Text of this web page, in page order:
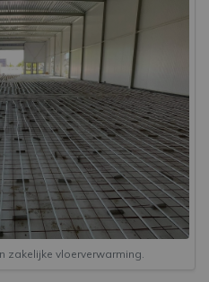
zakelijke vloerverwarming.